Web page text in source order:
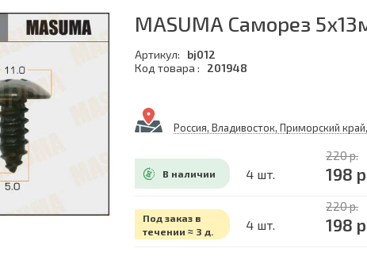
MASUMA Саморез
Артикул:
bj012
Код товара :
201948
Россия, Владивосток, Приморский
В наличии 4 шт.
220 р.
198
Под заказ в
течении ≈ 3 д.
4 шт.
220 р.
198